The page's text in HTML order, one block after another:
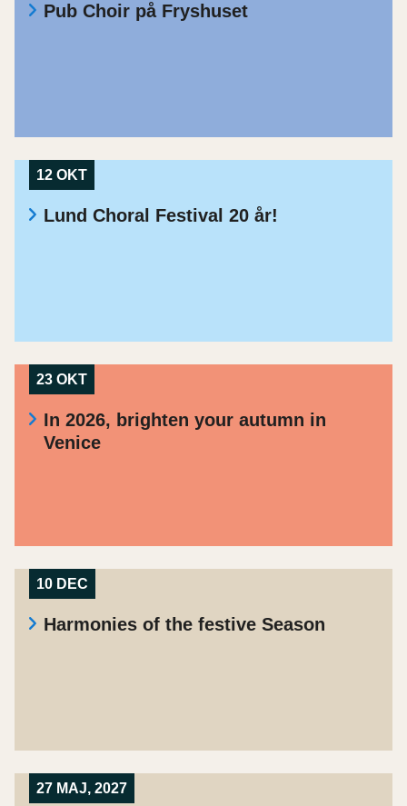
Pub Choir på Fryshuset
12 OKT
Lund Choral Festival 20 år!
23 OKT
In 2026, brighten your autumn in
Venice
10 DEC
Harmonies of the festive Season
27 MAJ, 2027